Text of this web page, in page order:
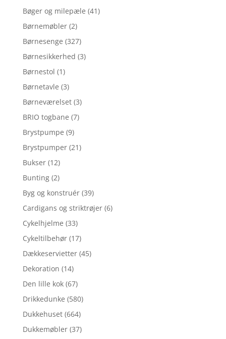
Bøger og milepæle (41)
Børnemøbler (2)
Børnesenge (327)
Børnesikkerhed (3)
Børnestol (1)
Børnetavle (3)
Børneværelset (3)
BRIO togbane (7)
Brystpumpe (9)
Brystpumper (21)
Bukser (12)
Bunting (2)
Byg og konstruér (39)
Cardigans og striktrøjer (6)
Cykelhjelme (33)
Cykeltilbehør (17)
Dækkeservietter (45)
Dekoration (14)
Den lille kok (67)
Drikkedunke (580)
Dukkehuset (664)
Dukkemøbler (37)